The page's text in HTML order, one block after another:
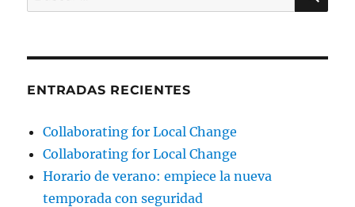
por:
ENTRADAS RECIENTES
Collaborating for Local Change
Collaborating for Local Change
Horario de verano: empiece la nueva
temporada con seguridad